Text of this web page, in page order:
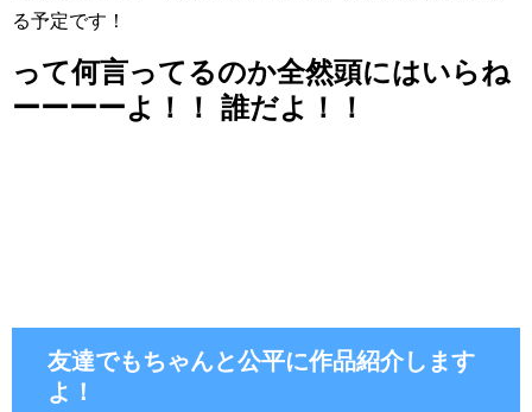
る予定です！
って何言ってるのか全然頭にはいらね
ーーーーよ！！ 誰だよ！！
友達でもちゃんと公平に作品紹介します
よ！